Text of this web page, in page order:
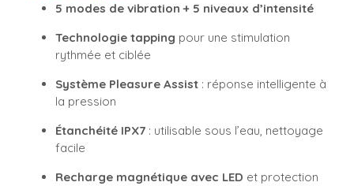
5 modes de vibration + 5 niveaux d’intensité
Technologie tapping pour une stimulation
rythmée et ciblée
Système Pleasure Assist : réponse intelligente à
la pression
Étanchéité IPX7 : utilisable sous l’eau, nettoyage
facile
Recharge magnétique avec LED et protection